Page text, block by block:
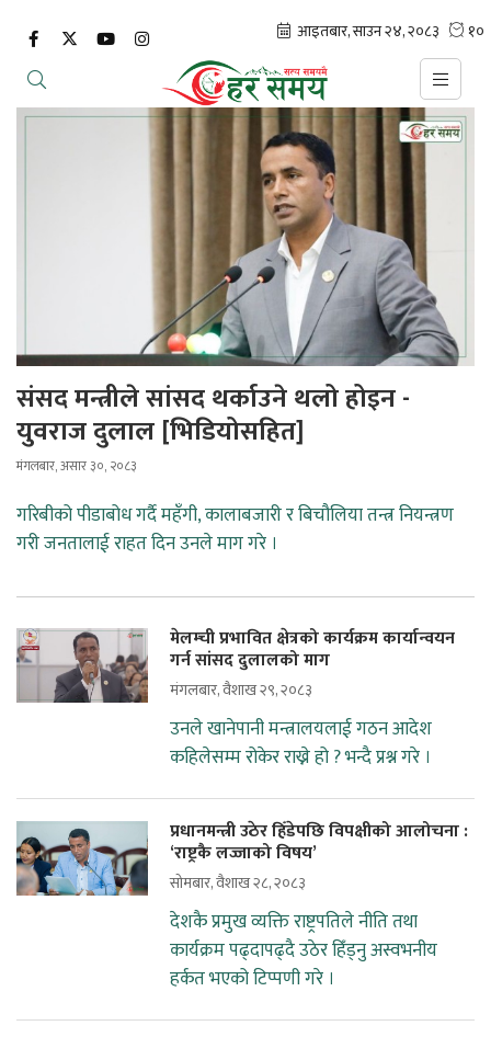
संसद मन्त्रीले सांसद थर्काउने थलो होइन -
युवराज दुलाल [भिडियोसहित]
मंगलबार, असार ३०, २०८३
गरिबीको पीडाबोध गर्दै महँगी, कालाबजारी र बिचौलिया तन्त्र नियन्त्रण
गरी जनतालाई राहत दिन उनले माग गरे ।
मेलम्ची प्रभावित क्षेत्रको कार्यक्रम कार्यान्वयन
गर्न सांसद दुलालको माग
मंगलबार, वैशाख २९, २०८३
उनले खानेपानी मन्त्रालयलाई गठन आदेश
कहिलेसम्म रोकेर राख्ने हो ? भन्दै प्रश्न गरे ।
प्रधानमन्त्री उठेर हिँडेपछि विपक्षीको आलोचना :
‘राष्ट्रकै लज्जाको विषय’
सोमबार, वैशाख २८, २०८३
देशकै प्रमुख व्यक्ति राष्ट्रपतिले नीति तथा
कार्यक्रम पढ्दापढ्दै उठेर हिँड्नु अस्वभनीय
हर्कत भएको टिप्पणी गरे ।